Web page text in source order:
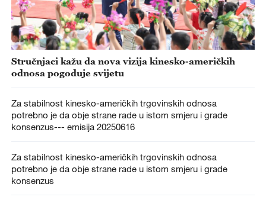
Stručnjaci kažu da nova vizija kinesko-američkih
odnosa pogoduje svijetu
Za stabilnost kinesko-američkih trgovinskih odnosa
potrebno je da obje strane rade u istom smjeru i grade
konsenzus--- emisija 20250616
Za stabilnost kinesko-američkih trgovinskih odnosa
potrebno je da obje strane rade u istom smjeru i grade
konsenzus